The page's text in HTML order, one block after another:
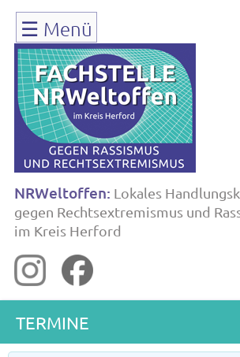
☰ Menü
NRWeltoffen: Lokales
gegen Rechtsextremismus und
im Kreis Herford
TERMINE